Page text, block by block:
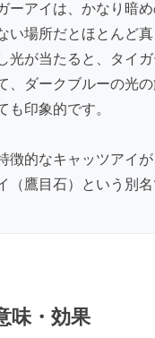
ーアイは、かなり暗
い場所だとほとんど
光が当たると、タイ
、ダークブルーの光
も印象的です。
徴的なキャッツアイ
（鷹目石）という別
味・効果